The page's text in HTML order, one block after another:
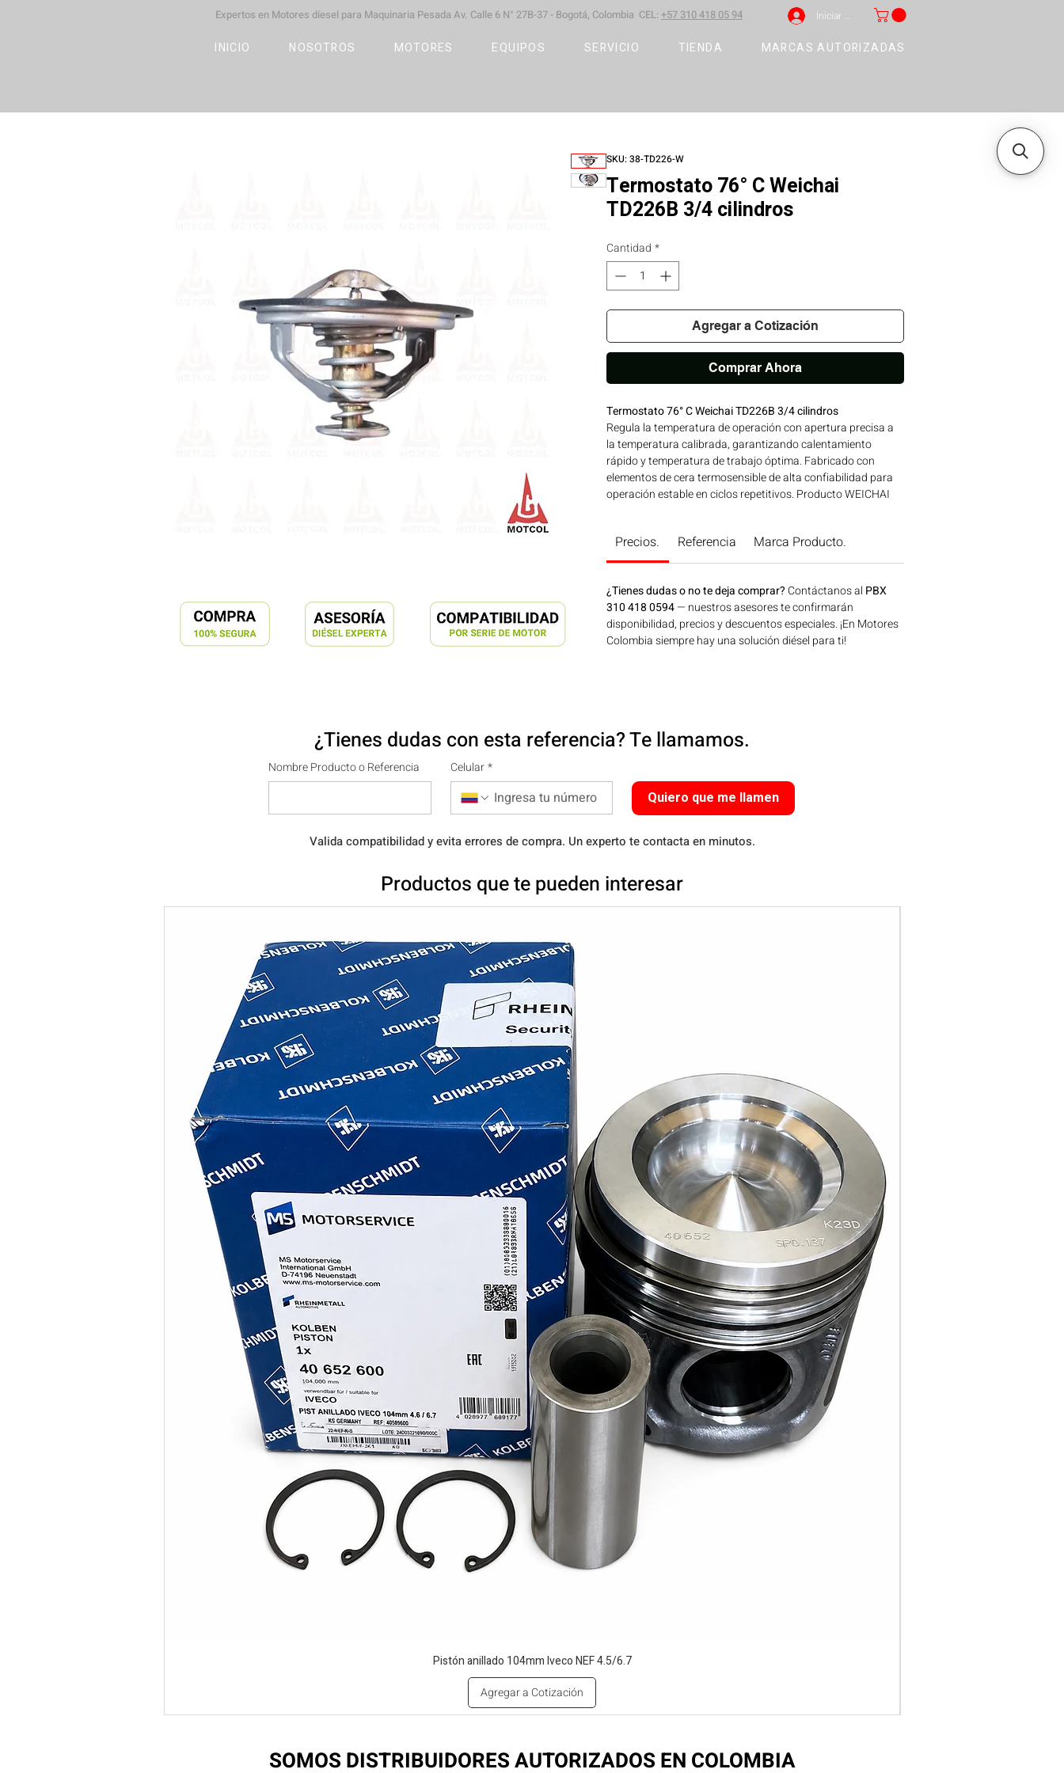
Expertos en Motores díesel para Maquinaria Pesada Av. Calle 6 N° 27B-37 - Bogotá, Colombia CEL: +57 310 418 05 94 Iniciar sesión
INICIO NOSOTROS MOTORES EQUIPOS SERVICIO TIENDA MARCAS AUTORIZADAS
SKU: 38-TD226-W
Termostato 76° C Weichai
TD226B 3/4 cilindros
Cantidad *
Agregar a Cotización
Comprar Ahora
Termostato 76° C Weichai TD226B 3/4 cilindros
Regula la temperatura de operación con apertura precisa a
la temperatura calibrada, garantizando calentamiento
rápido y temperatura de trabajo óptima. Fabricado con
elementos de cera termosensible de alta confiabilidad para
operación estable en ciclos repetitivos. Producto WEICHAI
Línea: WEICHAI Ideal para aplicaciones en maquinaria
agrícola, construcción, minería y generación de energía
Motores Colombia.
Precios. Referencia Marca Producto.
¿Tienes dudas o no te deja comprar? Contáctanos al PBX
310 418 0594— nuestros asesores te confirmarán
disponibilidad, precios y descuentos especiales. ¡En Motores
Colombia siempre hay una solución diésel para ti!
¿Tienes dudas con esta referencia? Te llamamos.
Nombre Producto o Referencia Celular *
Quiero que me llamen
Valida compatibilidad y evita errores de compra. Un experto te contacta en minutos.
Productos que te pueden interesar
Pistón anillado 104mm Iveco NEF 4.5/6.7
Agregar a Cotización
SOMOS DISTRIBUIDORES AUTORIZADOS EN COLOMBIA